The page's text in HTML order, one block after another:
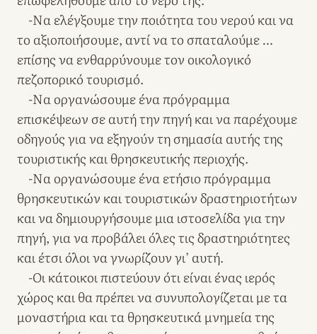
-Να ελέγξουμε την ποιότητα του νερού και να
το αξιοποιήσουμε, αντί να το σπαταλούμε …
επίσης να ενθαρρύνουμε τον οικολογικό
πεζοπορικό τουρισμό.
-Να οργανώσουμε ένα πρόγραμμα
επισκέψεων σε αυτή την πηγή και να παρέχουμε
οδηγούς για να εξηγούν τη σημασία αυτής της
τουριστικής και θρησκευτικής περιοχής.
-Να οργανώσουμε ένα ετήσιο πρόγραμμα
θρησκευτικών και τουριστικών δραστηριοτήτων
και να δημιουργήσουμε μια ιστοσελίδα για την
πηγή, για να προβάλει όλες τις δραστηριότητες
και έτσι όλοι να γνωρίζουν γι’ αυτή.
-Οι κάτοικοι πιστεύουν ότι είναι ένας ιερός
χώρος και θα πρέπει να συνυπολογίζεται με τα
μοναστήρια και τα θρησκευτικά μνημεία της